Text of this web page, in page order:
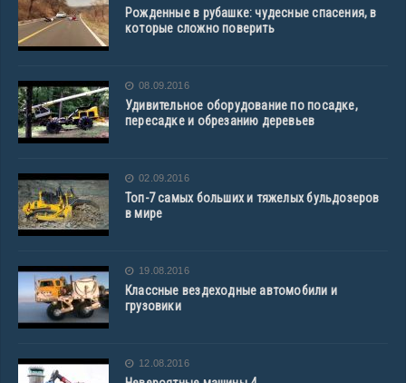
Рожденные в рубашке: чудесные спасения, в
которые сложно поверить
08.09.2016
Удивительное оборудование по посадке,
пересадке и обрезанию деревьев
02.09.2016
Топ-7 самых больших и тяжелых бульдозеров
в мире
19.08.2016
Классные вездеходные автомобили и
грузовики
12.08.2016